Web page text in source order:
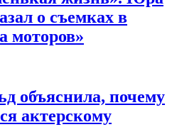
о съемках в
моторов»
объяснила, почему
актерскому